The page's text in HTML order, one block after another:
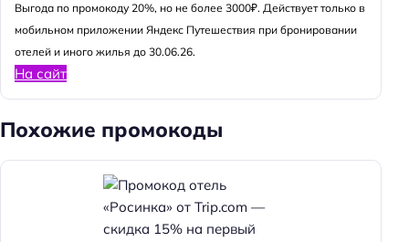
Выгода по промокоду 20%, но не более 3000₽. Действует только в
мобильном приложении Яндекс Путешествия при бронировании
отелей и иного жилья до 30.06.26.
На сайт
Похожие промокоды